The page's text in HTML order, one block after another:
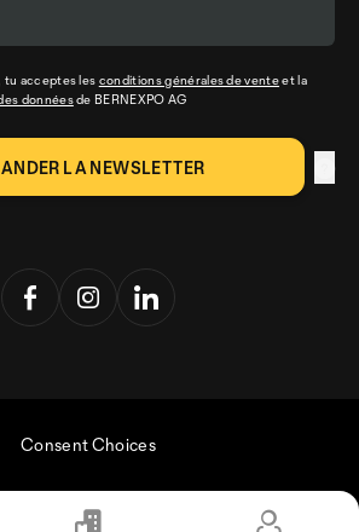
tu acceptes les conditions générales de venteet la
donnéesde BERNEXPO AG
Consent Choices